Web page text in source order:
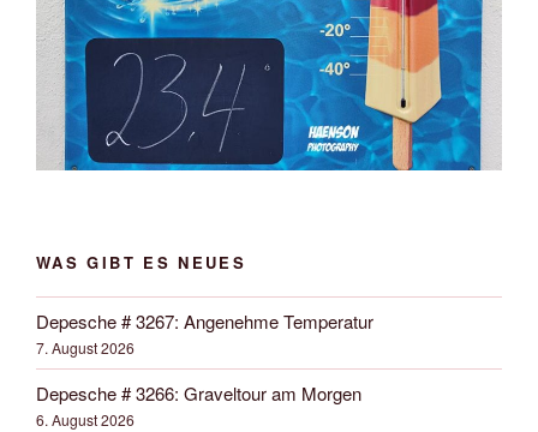
WAS GIBT ES NEUES
Depesche # 3267: Angenehme Temperatur
7. August 2026
Depesche # 3266: Graveltour am Morgen
6. August 2026